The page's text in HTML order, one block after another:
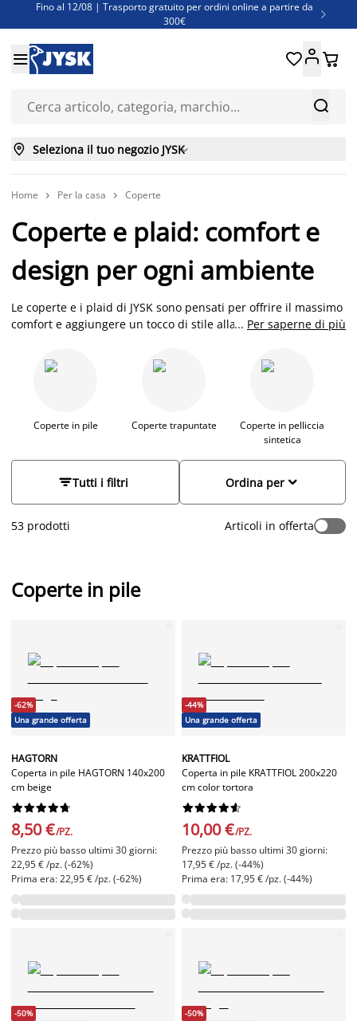
Fino al 12/08 | Trasporto gratuito per ordini online a partire da
300€

Super offerte d'estate | Oltre 1.500 articoli fino al 70%
Finanziamenti - Scegli il piano di rimborso più adatto a te


 
 Seleziona il tuo negozio JYSK
Home  Per la casa  Coperte
Coperte e plaid: comfort e
design per ogni ambiente
Le coperte e i plaid di JYSK sono pensati per offrire il massimo
comfort e aggiungere un tocco di stile alla tua casa. Con una
design che vanno dal classico monocolore alle fantasie floreali
o geometriche, le nostre coperte sono perfette per ogni
per decorare il tuo salotto, troverai la soluzione ideale nella
nostra collezione. Scegli tra diverse misure, colori e stili per
personalizzare il tuo spazio con calore e raffinatezza.
... Per saperne di più
Coperte in pile Coperte trapuntate
Coperte in pelliccia
sintetica
Tutti i filtri 
Ordina per
53 prodotti Articoli in offerta
Coperte in pile
-62%
Una grande offerta
HAGTORN
Coperta in pile HAGTORN 140x200
cm beige






8,50 €/PZ.
Prezzo più basso ultimi 30 giorni:
22,95 € /pz. (-62%)
Prima era: 22,95 € /pz. (-62%)
-44%
Una grande offerta
KRATTFIOL
Coperta in pile KRATTFIOL 200x220
cm color tortora






10,00 €/PZ.
Prezzo più basso ultimi 30 giorni:
17,95 € /pz. (-44%)
Prima era: 17,95 € /pz. (-44%)
-50%
-50%